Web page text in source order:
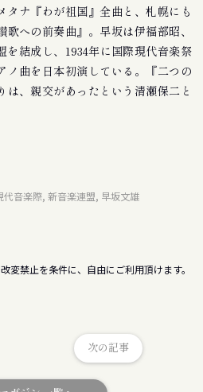
タナ『わが祖国』全曲と、札幌にも
への前奏曲』。早坂は伊福部昭、
を結成し、1934年に国際現代音楽祭
ノ曲を日本初演している。『二つの
は、親交があったという清瀬保二と
音楽際, 新音楽連盟, 早坂文雄
変禁止を条件に、自由にご利用頂けます。
次の記事